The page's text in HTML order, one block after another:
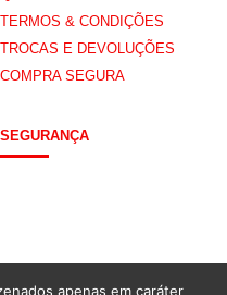
TERMOS & CONDIÇÕES
TROCAS E DEVOLUÇÕES
COMPRA SEGURA
SEGURANÇA
apenas em caráter